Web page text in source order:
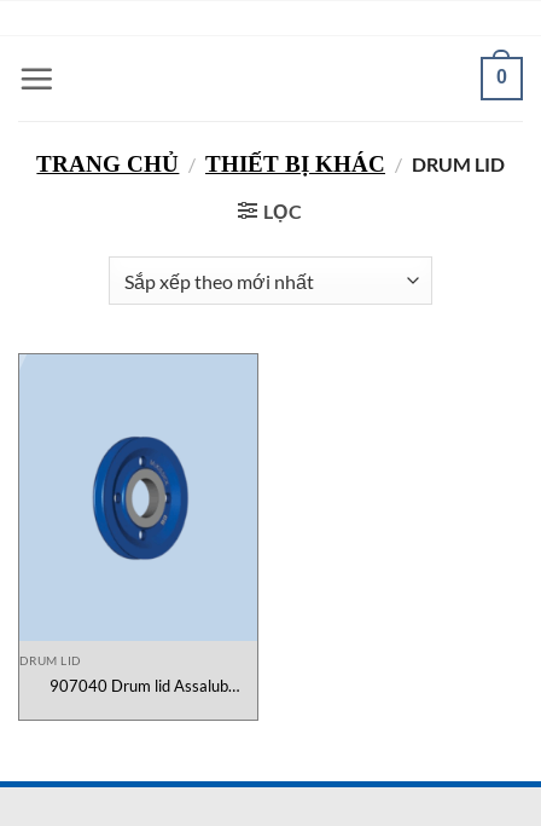
nội
0
TRANG CHỦ / THIẾT BỊ KHÁC / DRUM LID
LỌC
DRUM LID
907040 Drum lid Assalub